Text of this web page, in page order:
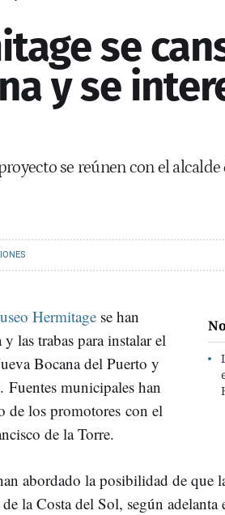
se
y se
se reúnen con el
Hermitage se han
las trabas para instalar el
Bocana del Puerto y
. Fuentes municipales han
de los promotores con el
de la Torre.
abordado la posibilidad de que
la Costa del Sol, según adelanta